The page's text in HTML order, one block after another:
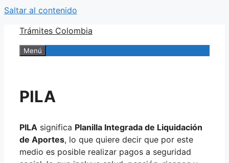
Saltar al contenido
Trámites Colombia
Menú
PILA
PILA significa Planilla Integrada de Liquidación
de Aportes, lo que quiere decir que por este
medio es posible realizar pagos a seguridad